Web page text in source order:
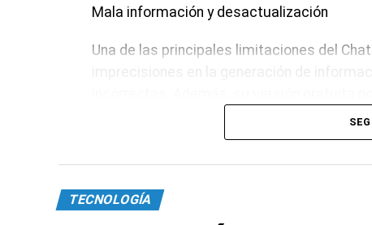
Mala información y desactualización
Una de las principales limitaciones del
recientes. Esto contrasta con los
web para ofrecer información actualizada
A diferencia de los buscadores web, que
TECNOLOGÍA